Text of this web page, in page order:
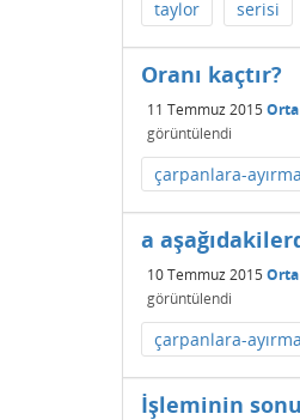
taylor serisi
Oranı kaçtır?
11 Temmuz 2015
görüntülendi
çarpanlara-ayırma
a
10 Temmuz 2015
görüntülendi
çarpanlara-ayırma
İşleminin